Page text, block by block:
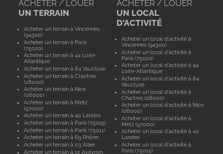
ACHETER / LOUER
UN TERRAIN
Acheter un terrain à Vincennes
(94300)
Acheter un terrain à Paris
(75020)
Acheter un terrain à 44 Loire-
Atlantique
Acheter un terrain à 84 Vaucluse
Acheter un terrain à Chartres
(28000)
Acheter un terrain à Nice
(06000)
Acheter un terrain à Metz
(57000)
Acheter un terrain à 40 Landes
Acheter un terrain à Paris (75015)
Acheter un terrain à Paris (75011)
Acheter un terrain à 69 Rhône
Acheter un terrain à 03 Allier
Acheter un terrain à 12 Aveyron
ACHETER / LOUER
UN LOCAL
D'ACTIVITÉ
Acheter un local d'activité à
Vincennes (94300)
Acheter un local d'activité à
Paris (75020)
Acheter un local d'activité à 44
Loire-Atlantique
Acheter un local d'activité à 84
Vaucluse
Acheter un local d'activité à
Chartres (28000)
Acheter un local d'activité à Nice
(06000)
Acheter un local d'activité à
Metz (57000)
Acheter un local d'activité à 40
Landes
Acheter un local d'activité à
Paris (75015)